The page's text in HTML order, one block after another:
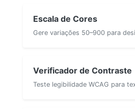
Escala de Cores
Gere variações 50–900 para
Verificador de Contraste
Teste legibilidade WCAG para